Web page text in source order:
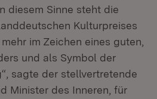
diesem Sinne steht die
Kulturpreises
im Zeichen eines guten,
und als Symbol der
sagte der stellvertretende
Minister des Inneren, für